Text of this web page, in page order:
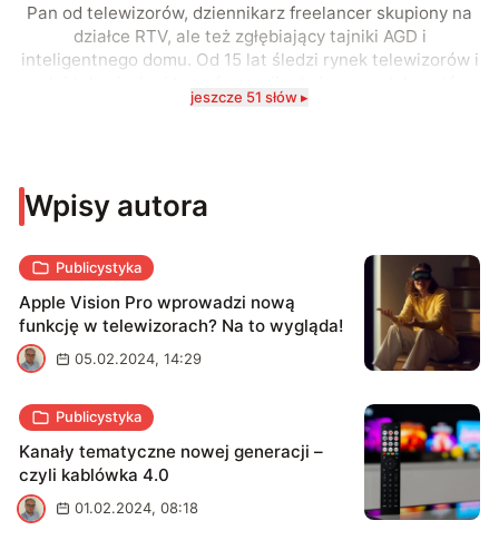
Pan od telewizorów, dziennikarz freelancer skupiony na
działce RTV, ale też zgłębiający tajniki AGD i
inteligentnego domu. Od 15 lat śledzi rynek telewizorów i
HD do dekoderów podłączonych wyłącznie do sieci i
zaprzyjaźnionych firmach. Wyznający zasadę, że nie ma
zbyt dużych telewizorów.
jeszcze 51 słów ▸
Wpisy autora
Publicystyka
Apple Vision Pro wprowadzi nową
funkcję w telewizorach? Na to wygląda!
P
05.02.2024, 14:29
Publicystyka
Kanały tematyczne nowej generacji –
czyli kablówka 4.0
P
01.02.2024, 08:18